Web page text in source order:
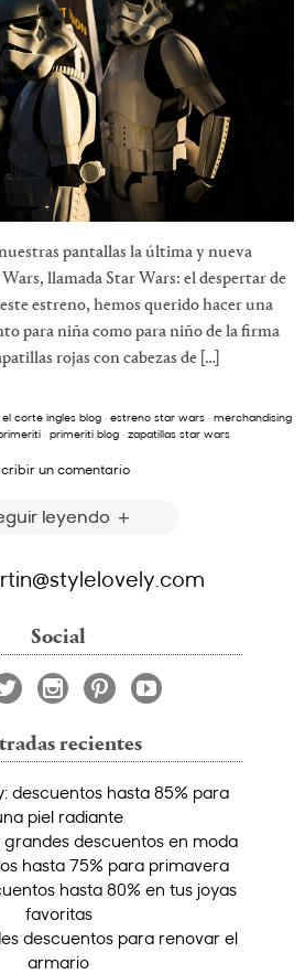
pantallas la última y nueva
llamada Star Wars: el despertar de
estreno, hemos querido hacer una
para niña como para niño de la firma
rojas con cabezas de […]
el corte ingles blog · estreno star wars · merchandising
· primeriti blog· zapatillas star wars
un comentario
leyendo
Social
recientes
descuentos hasta 85% para
piel radiante
grandes descuentos en moda
hasta 75% para primavera
hasta 80% en tus joyas
favoritas
descuentos para renovar el
armario